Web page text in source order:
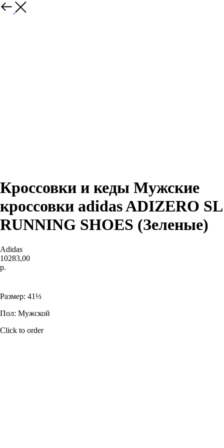
Назад
Кроссовки и кеды Мужские
кроссовки adidas ADIZERO SL
RUNNING SHOES (Зеленые)
Adidas
10283,00
р.
Размер: 41⅓
Пол: Мужской
Click to order